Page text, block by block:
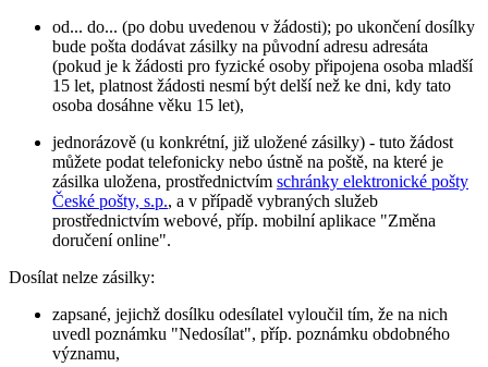
od... do... (po dobu uvedenou v žádosti); po ukončení dosílky
bude pošta dodávat zásilky na původní adresu adresáta
(pokud je k žádosti pro fyzické osoby připojena osoba mladší
15 let, platnost žádosti nesmí být delší než ke dni, kdy tato
osoba dosáhne věku 15 let),
jednorázově (u konkrétní, již uložené zásilky) - tuto žádost
můžete podat telefonicky nebo ústně na poště, na které je
zásilka uložena, prostřednictvím schránky elektronické pošty
České pošty, s.p., a v případě vybraných služeb
prostřednictvím webové, příp. mobilní aplikace "Změna
doručení online".
Dosílat nelze zásilky:
zapsané, jejichž dosílku odesílatel vyloučil tím, že na nich
uvedl poznámku "Nedosílat", příp. poznámku obdobného
významu,